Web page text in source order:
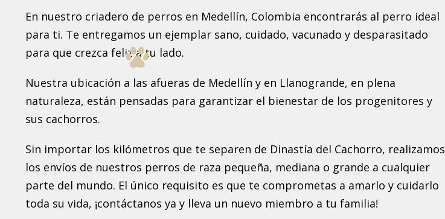
En nuestro criadero de perros en Medellín, Colombia encontrarás al perro ideal
para ti. Te entregamos un ejemplar sano, cuidado, vacunado y desparasitado
para que crezca feliz a tu lado.
Nuestra ubicación a las afueras de Medellín y en Llanogrande, en plena
naturaleza, están pensadas para garantizar el bienestar de los progenitores y
sus cachorros.
Sin importar los kilómetros que te separen de Dinastía del Cachorro, realizamos
los envíos de nuestros perros de raza pequeña, mediana o grande a cualquier
parte del mundo. El único requisito es que te comprometas a amarlo y cuidarlo
toda su vida, ¡contáctanos ya y lleva un nuevo miembro a tu familia!